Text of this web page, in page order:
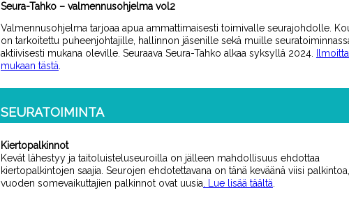
Seura-Tahko – valmennusohjelma vol2
Valmennusohjelma tarjoaa apua ammattimaisesti toimivalle seurajohdolle.
on tarkoitettu puheenjohtajille, hallinnon jäsenille sekä muille
aktiivisesti mukana oleville. Seuraava Seura-Tahko alkaa syksyllä 2024.
mukaan tästä
SEURATOIMINTA
Kiertopalkinnot
Kevät lähestyy ja taitoluisteluseuroilla on jälleen mahdollisuus ehdottaa
kiertopalkintojen saajia. Seurojen ehdotettavana on tänä keväänä viisi
vuoden somevaikuttajien palkinnot ovat uusia
Lue lisää täältä